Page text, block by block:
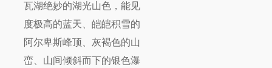
瓦湖绝妙的湖光山色，能见
度极高的蓝天、皑皑积雪的
阿尔卑斯峰顶、灰褐色的山
峦、山间倾斜而下的银色瀑